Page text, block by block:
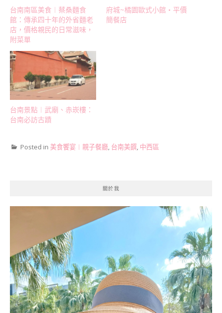
台南南區美食︱蔡桑麵食
館：傳承四十年的外省麵老
店，價格親民的日常滋味，
附菜單
府城~橘園歐式小館‧平價
簡餐店
台南景點︱武廟、赤崁樓：
台南必訪古蹟
Posted in 美食饗宴︱親子餐廳, 台南美饌, 中西區
關於我